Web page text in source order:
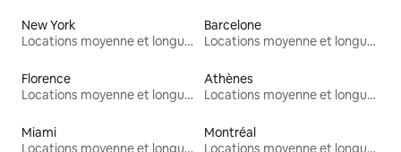
New York
Locations moyenne et longue durée
Barcelone
Locations moyenne et longue durée
Florence
Locations moyenne et longue durée
Athènes
Locations moyenne et longue durée
Miami
Locations moyenne et longue durée
Montréal
Locations moyenne et longue durée